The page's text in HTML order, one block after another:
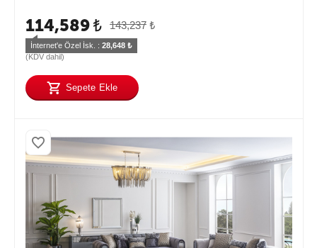
143,237 ₺
114,589₺
İnternet'e Özel İsk. : 28,648 ₺
(KDV dahil)
Sepete Ekle